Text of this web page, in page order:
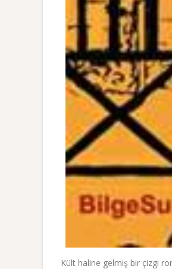
Kült haline gelmiş bir çizgi